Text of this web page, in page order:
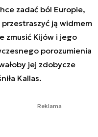
zadać ból Europie,
ją widmem
zmusić Kijów i jego
porozumienia
jej zdobycze
Kallas.
Reklama